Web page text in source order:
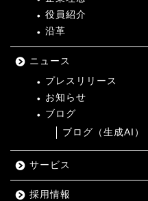
役員紹介
沿革
ニュース
プレスリリース
お知らせ
ブログ
ブログ（生成AI）
サービス
採用情報